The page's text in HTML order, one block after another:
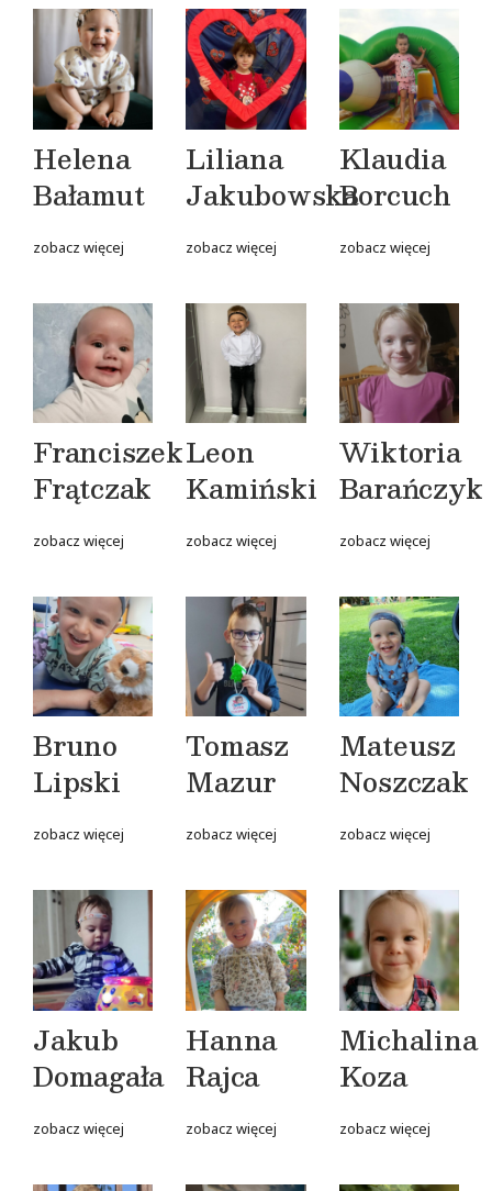
Helena
Bałamut
zobacz więcej
Liliana
Jakubowska
zobacz więcej
Klaudia
Borcuch
zobacz więcej
Franciszek
Frątczak
zobacz więcej
Leon
Kamiński
zobacz więcej
Wiktoria
Barańczyk
zobacz więcej
Bruno
Lipski
zobacz więcej
Tomasz
Mazur
zobacz więcej
Mateusz
Noszczak
zobacz więcej
Jakub
Domagała
zobacz więcej
Hanna
Rajca
zobacz więcej
Michalina
Koza
zobacz więcej